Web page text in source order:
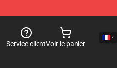
Service clientVoir le panier